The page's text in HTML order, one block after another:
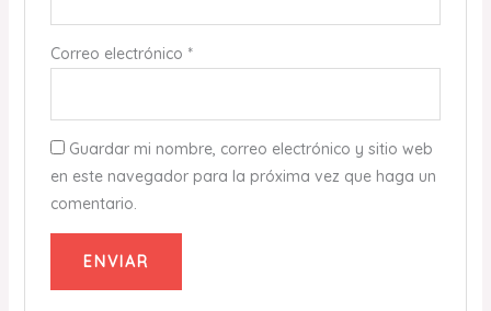
Correo electrónico *
Guardar mi nombre, correo electrónico y sitio web
en este navegador para la próxima vez que haga un
comentario.